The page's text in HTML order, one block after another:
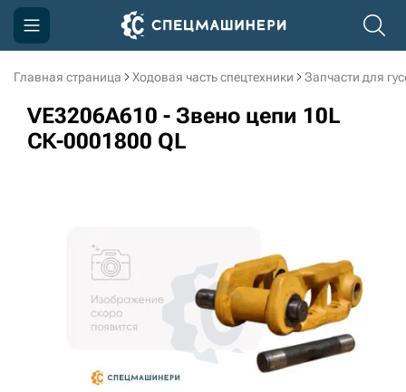
Главная страница Ходовая часть спецтехники Запчасти для
VE3206A610 - Звено цепи 10L
СК-0001800 QL
Компания
Акции
3D тур по производству
3D тур по складам
sksale@skdst.ru